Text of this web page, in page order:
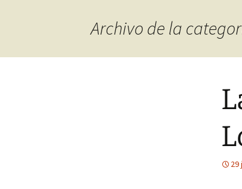
Archivo de la
29